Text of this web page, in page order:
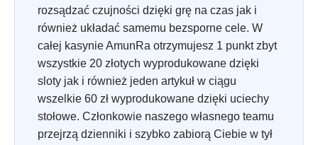
rozsądzać czujności dzięki grę na czas jak i
również układać samemu bezsporne cele. W
całej kasynie AmunRa otrzymujesz 1 punkt zbyt
wszystkie 20 złotych wyprodukowane dzięki
sloty jak i również jeden artykuł w ciągu
wszelkie 60 zł wyprodukowane dzięki uciechy
stołowe. Członkowie naszego własnego teamu
przejrzą dzienniki i szybko zabiorą Ciebie w tył